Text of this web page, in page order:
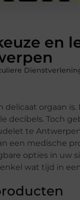
en
orgaan
decibels. Toch
te
een medische
opties in
wat tijd in